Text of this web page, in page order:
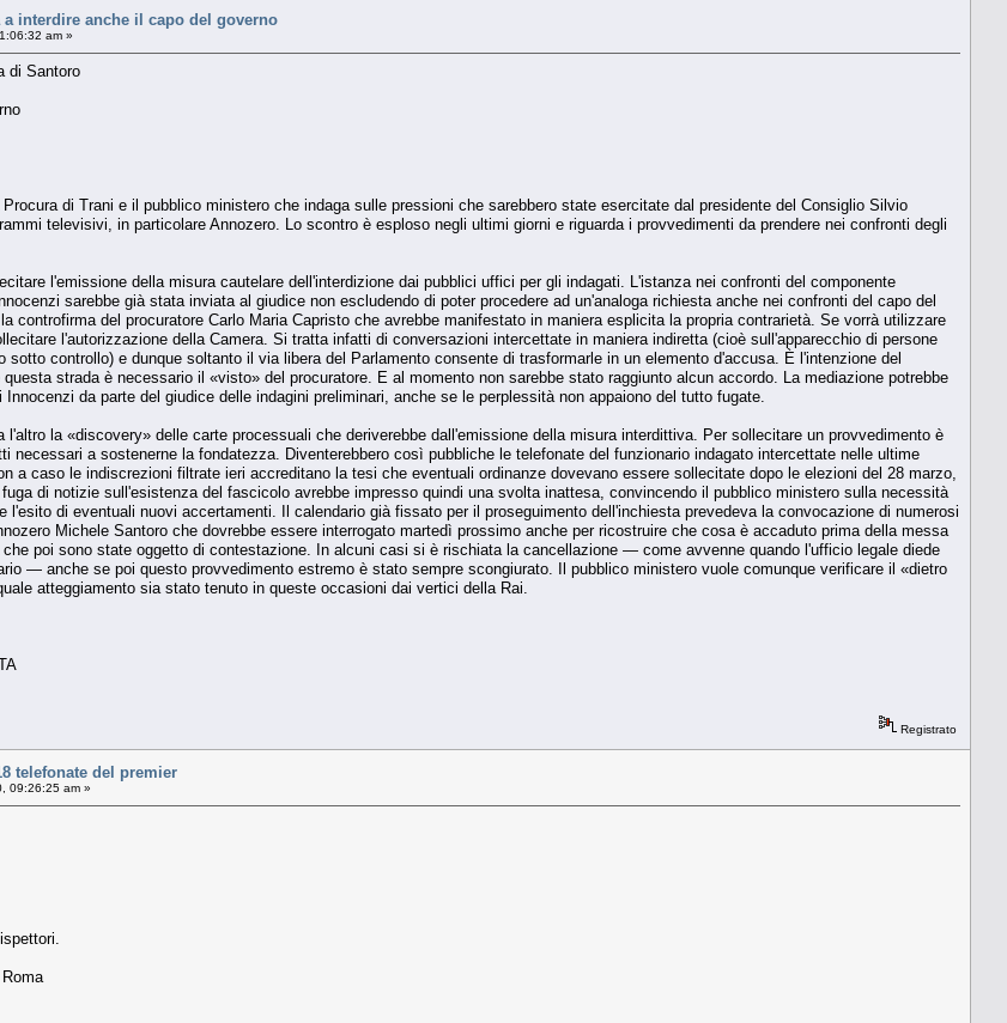
interdire anche il capo del governo
am »
di Santoro
di Trani e il pubblico ministero che indaga sulle pressioni che sarebbero state esercitate dal presidente del Consiglio Silvio
televisivi, in particolare Annozero. Lo scontro è esploso negli ultimi giorni e riguarda i provvedimenti da prendere nei confronti degli
l'emissione della misura cautelare dell'interdizione dai pubblici uffici per gli indagati. L'istanza nei confronti del componente
sarebbe già stata inviata al giudice non escludendo di poter procedere ad un'analoga richiesta anche nei confronti del capo del
controfirma del procuratore Carlo Maria Capristo che avrebbe manifestato in maniera esplicita la propria contrarietà. Se vorrà utilizzare
l'autorizzazione della Camera. Si tratta infatti di conversazioni intercettate in maniera indiretta (cioè sull'apparecchio di persone
controllo) e dunque soltanto il via libera del Parlamento consente di trasformarle in un elemento d'accusa. È l'intenzione del
strada è necessario il «visto» del procuratore. E al momento non sarebbe stato raggiunto alcun accordo. La mediazione potrebbe
da parte del giudice delle indagini preliminari, anche se le perplessità non appaiono del tutto fugate.
l'altro la «discovery» delle carte processuali che deriverebbe dall'emissione della misura interdittiva. Per sollecitare un provvedimento è
necessari a sostenerne la fondatezza. Diventerebbero così pubbliche le telefonate del funzionario indagato intercettate nelle ultime
a caso le indiscrezioni filtrate ieri accreditano la tesi che eventuali ordinanze dovevano essere sollecitate dopo le elezioni del 28 marzo,
di notizie sull'esistenza del fascicolo avrebbe impresso quindi una svolta inattesa, convincendo il pubblico ministero sulla necessità
l'esito di eventuali nuovi accertamenti. Il calendario già fissato per il proseguimento dell'inchiesta prevedeva la convocazione di numerosi
Michele Santoro che dovrebbe essere interrogato martedì prossimo anche per ricostruire che cosa è accaduto prima della messa
poi sono state oggetto di contestazione. In alcuni casi si è rischiata la cancellazione — come avvenne quando l'ufficio legale diede
— anche se poi questo provvedimento estremo è stato sempre scongiurato. Il pubblico ministero vuole comunque verificare il «dietro
atteggiamento sia stato tenuto in queste occasioni dai vertici della Rai.
Registrato
telefonate del premier
09:26:25 am »